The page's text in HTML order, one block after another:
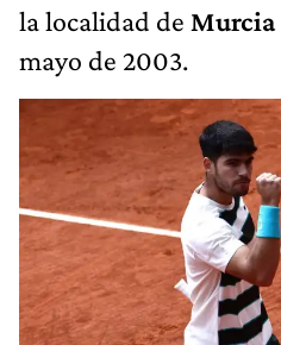
la localidad de Murcia
mayo de 2003.